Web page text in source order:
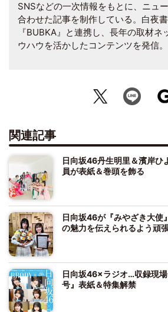
SNSなどの一次情報をもとに、ニュ
合わせた記事を制作している。白夜
『BUBKA』と連携し、長年の取材ネ
ウハウを活かしたコンテンツを発信。
関連記事
日向坂46丹生明里＆濱岸ひ
員が表紙＆巻頭を飾る
日向坂46が『みやざき大使
の魅力を伝えられるよう頑
日向坂46×ラジオ…収録現
号』表紙＆特集解禁